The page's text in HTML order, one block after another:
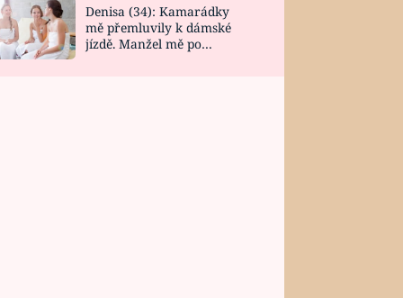
Denisa (34): Kamarádky
mě přemluvily k dámské
jízdě. Manžel mě po